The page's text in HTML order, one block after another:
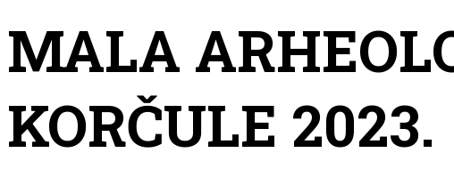
MALA
KORČULE 2023.